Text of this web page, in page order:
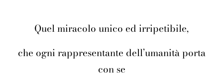
Quel miracolo unico ed irripetibile,
che ogni rappresentante dell’umanità porta
con se